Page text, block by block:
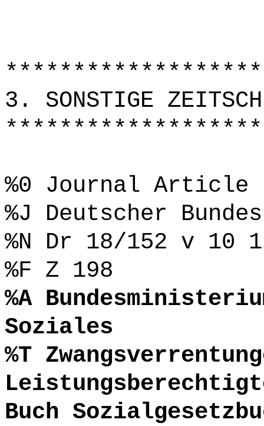
3. SONSTIGE
%0 Journal Article
%J Deutscher
%N Dr 18/152 v 10
%F Z 198
%A
Soziales
%T
Buch